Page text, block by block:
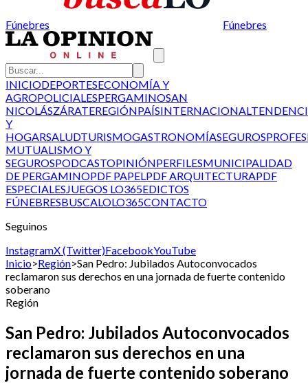
Fúnebres Fúnebres
INICIODEPORTESECONOMÍA Y
AGROPOLICIALESPERGAMINOSAN
NICOLÁSZÁRATEREGIÓNPAÍSINTERNACIONAL
Y
HOGARSALUDTURISMOGASTRONOMÍASEGUROS
MUTUALISMO Y
SEGUROSPODCASTOPINIÓNPERFILESMUNICIPALIDAD
DE PERGAMINOPDF PAPELPDF ARQUITECTURAPDF
ESPECIALESJUEGOS LO365EDICTOS
FÚNEBRESBUSCALOLO365CONTACTO
Seguinos
InstagramX (Twitter)FacebookYouTube
Inicio>Región>San Pedro: Jubilados Autoconvocados
reclamaron sus derechos en una jornada de fuerte contenido
soberano
Región
San Pedro: Jubilados Autoconvocados
reclamaron sus derechos en una
jornada de fuerte contenido soberano